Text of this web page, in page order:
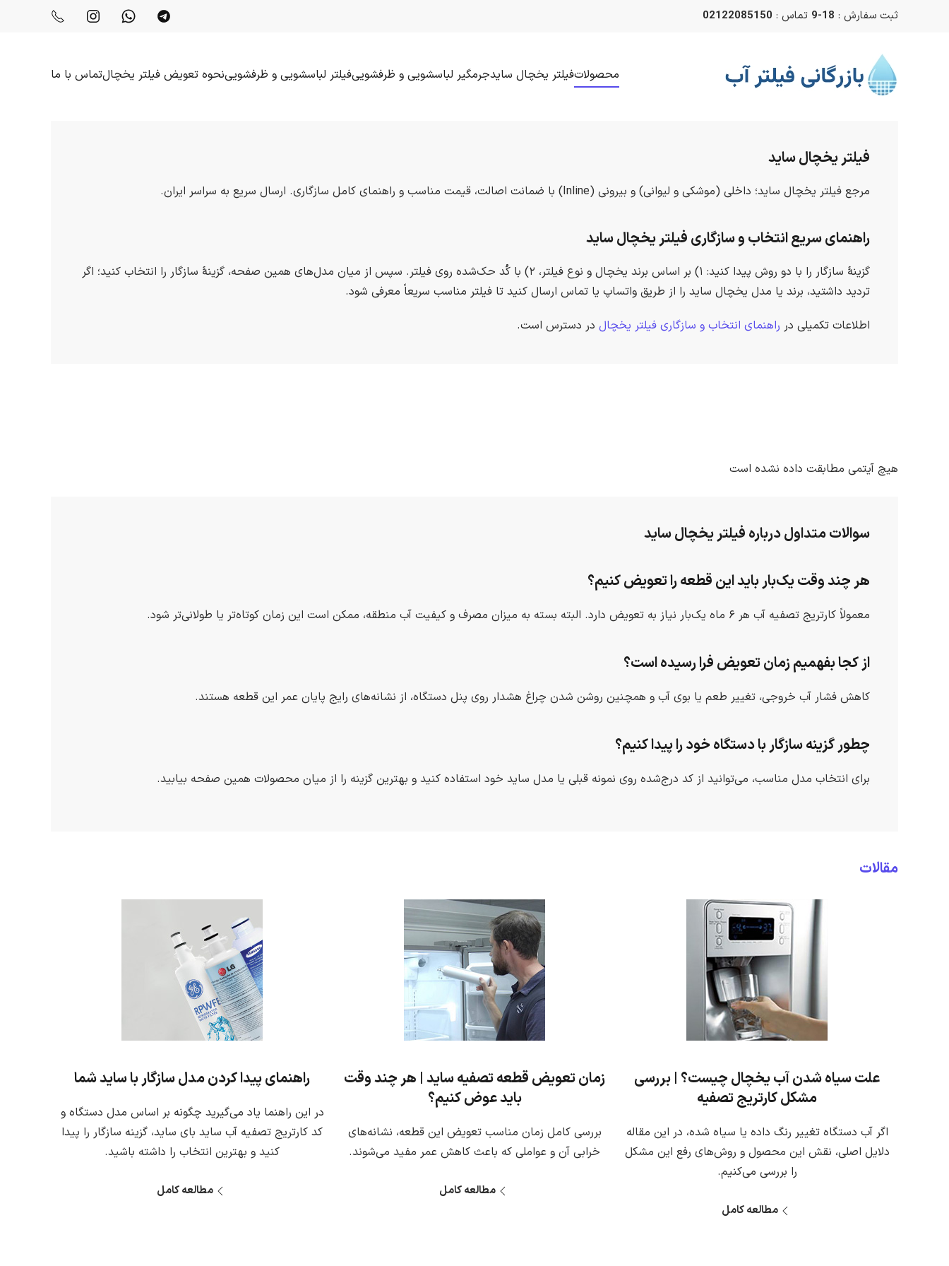
ثبت سفارش : 18-9 تماس : 02122085150
محصولاتفیلتر یخچال سایدجرمگیر لباسشویی و ظرفشوییفیلتر لباسشویی و ظرفشویینحوه تعویض فیلتر یخچالتماس با ما
فیلتر یخچال ساید
مرجع فیلتر یخچال ساید؛ داخلی (موشکی و لیوانی) و بیرونی (Inline) با ضمانت اصالت، قیمت مناسب و راهنمای کامل سازگاری. ارسال سریع به سراسر ایران.
راهنمای سریع انتخاب و سازگاری فیلتر یخچال ساید
گزینهٔ سازگار را با دو روش پیدا کنید: ۱) بر اساس برند یخچال و نوع فیلتر، ۲) با کُد حک‌شده روی فیلتر. سپس از میان مدل‌های همین صفحه، گزینهٔ سازگار را انتخاب کنید؛ اگر
تردید داشتید، برند یا مدل یخچال ساید را از طریق واتساپ یا تماس ارسال کنید تا فیلتر مناسب سریعاً معرفی شود.
اطلاعات تکمیلی در راهنمای انتخاب و سازگاری فیلتر یخچال در دسترس است.
هیچ آیتمی مطابقت داده نشده است
سوالات متداول درباره فیلتر یخچال ساید
هر چند وقت یک‌بار باید این قطعه را تعویض کنیم؟
معمولاً کارتریج تصفیه آب هر ۶ ماه یک‌بار نیاز به تعویض دارد. البته بسته به میزان مصرف و کیفیت آب منطقه، ممکن است این زمان کوتاه‌تر یا طولانی‌تر شود.
از کجا بفهمیم زمان تعویض فرا رسیده است؟
کاهش فشار آب خروجی، تغییر طعم یا بوی آب و همچنین روشن شدن چراغ هشدار روی پنل دستگاه، از نشانه‌های رایج پایان عمر این قطعه هستند.
چطور گزینه سازگار با دستگاه خود را پیدا کنیم؟
برای انتخاب مدل مناسب، می‌توانید از کد درج‌شده روی نمونه قبلی یا مدل ساید خود استفاده کنید و بهترین گزینه را از میان محصولات همین صفحه بیابید.
مقالات
علت سیاه شدن آب یخچال چیست؟ | بررسی
مشکل کارتریج تصفیه
اگر آب دستگاه تغییر رنگ داده یا سیاه شده، در این مقاله
دلایل اصلی، نقش این محصول و روش‌های رفع این مشکل
را بررسی می‌کنیم.
مطالعه کامل
زمان تعویض قطعه تصفیه ساید | هر چند وقت
باید عوض کنیم؟
بررسی کامل زمان مناسب تعویض این قطعه، نشانه‌های
خرابی آن و عواملی که باعث کاهش عمر مفید می‌شوند.
مطالعه کامل
راهنمای پیدا کردن مدل سازگار با ساید شما
در این راهنما یاد می‌گیرید چگونه بر اساس مدل دستگاه و
کد کارتریج تصفیه آب ساید بای ساید، گزینه سازگار را پیدا
کنید و بهترین انتخاب را داشته باشید.
مطالعه کامل